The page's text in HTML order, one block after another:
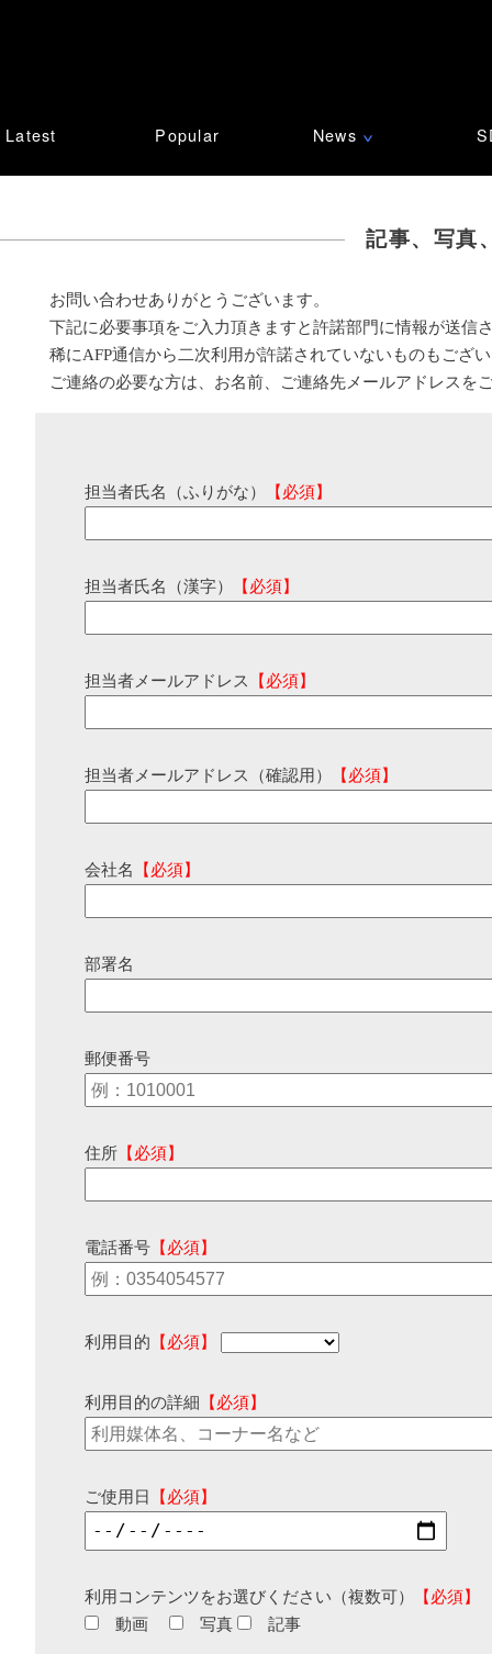
Latest Popular News ∨
記事、写真
お問い合わせありがとうございます。
下記に必要事項をご入力頂きますと許諾部門に情報が送信
稀にAFP通信から二次利用が許諾されていないものもござ
ご連絡の必要な方は、お名前、ご連絡先メールアドレスを
担当者氏名（ふりがな） 【必須】
担当者氏名（漢字） 【必須】
担当者メールアドレス 【必須】
担当者メールアドレス（確認用） 【必須】
会社名 【必須】
部署名
郵便番号
住所 【必須】
電話番号 【必須】
利用目的 【必須】
利用目的の詳細 【必須】
ご使用日 【必須】
利用コンテンツをお選びください（複数可）
【必須】
動画
写真 記事